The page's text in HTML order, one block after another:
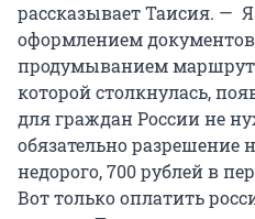
рассказывает Таисия. —
оформлением
продумыванием
которой столкнулась,
для граждан России не
обязательно разрешение
недорого, 700 рублей в
Вот только оплатить